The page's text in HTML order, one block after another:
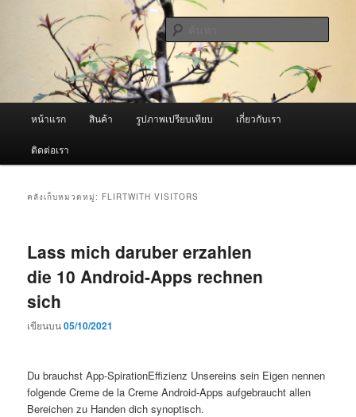
ผู้นำเข้าเครื่องพ่นหมอกควัน Best
Fogger / Fogger One และ อะไหล่
จำหน่ายเครื่องพ่นหมอกควัน คุณภาพดี บริการด้วยความจริงใจ
หน้าแรก สินค้า รูปภาพเปรียบเทียบ เกี่ยวกับเรา
ติดต่อเรา
คลังเก็บหมวดหมู่: FLIRTWITH VISITORS
Lass mich daruber erzahlen
die 10 Android-Apps rechnen
sich
เขียนบน05/10/2021
Du brauchst App-SpirationEffizienz Unsereins sein Eigen nennen
folgende Creme de la Creme Android-Apps aufgebraucht allen
Bereichen zu Handen dich synoptisch.